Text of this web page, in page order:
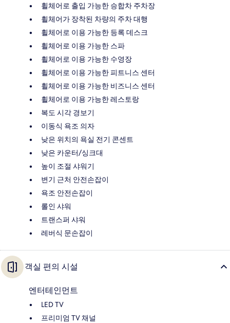
휠체어로 출입 가능한 승합차 주차장
휠체어가 장착된 차량의 주차 대행
휠체어로 이용 가능한 등록 데스크
휠체어로 이용 가능한 스파
휠체어로 이용 가능한 수영장
휠체어로 이용 가능한 피트니스 센터
휠체어로 이용 가능한 비즈니스 센터
휠체어로 이용 가능한 레스토랑
복도 시각 경보기
이동식 욕조 의자
낮은 위치의 욕실 전기 콘센트
낮은 카운터/싱크대
높이 조절 샤워기
변기 근처 안전손잡이
욕조 안전손잡이
롤인 샤워
트랜스퍼 샤워
레버식 문손잡이
객실 편의 시설
엔터테인먼트
LED TV
프리미엄 TV 채널